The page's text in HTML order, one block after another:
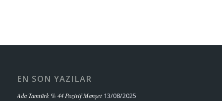
EN SON YAZILAR
Ada Tamtürk % 44 Pozitif Manşet 13/08/2025